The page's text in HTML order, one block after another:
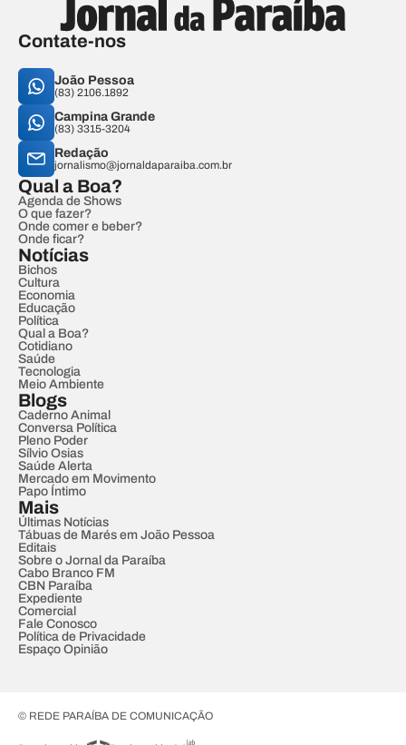
Contate-nos
João Pessoa
(83) 2106.1892
Campina Grande
(83) 3315-3204
Redação
jornalismo@jornaldaparaiba.com.br
Qual a Boa?
Agenda de Shows
O que fazer?
Onde comer e beber?
Onde ficar?
Notícias
Bichos
Cultura
Economia
Educação
Política
Qual a Boa?
Cotidiano
Saúde
Tecnologia
Meio Ambiente
Blogs
Caderno Animal
Conversa Política
Pleno Poder
Sílvio Osias
Saúde Alerta
Mercado em Movimento
Papo Íntimo
Mais
Últimas Notícias
Tábuas de Marés em João Pessoa
Editais
Sobre o Jornal da Paraíba
Cabo Branco FM
CBN Paraíba
Expediente
Comercial
Fale Conosco
Política de Privacidade
Espaço Opinião
© REDE PARAÍBA DE COMUNICAÇÃO